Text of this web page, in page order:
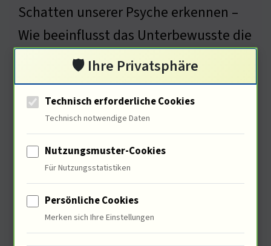
Schatten unserer Psyche erkennen –
Wie beeinflusst das Unterbewusste die
Rezeption von Horror?
Ökonomische Aspekte von
Horrorfilmen
🛡️ Ihre Privatsphäre
Technisch erforderliche Cookies
Technisch notwendige Daten
Nutzungsmuster-Cookies
Für Nutzungsstatistiken
Persönliche Cookies
Merken sich Ihre Einstellungen